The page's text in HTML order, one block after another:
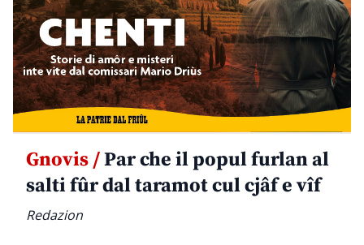
Gnovis /Par che il popul furlan al
salti fûr dal taramot cul cjâf e vîf
Redazion